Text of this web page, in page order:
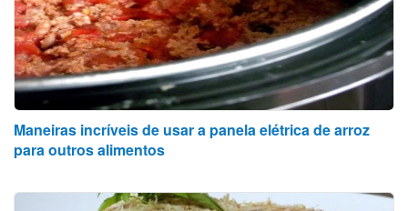
Maneiras incríveis de usar a panela elétrica de arroz
para outros alimentos